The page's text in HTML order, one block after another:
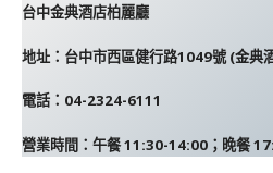
台中金典酒店柏麗廳
地址：台中市西區健行路1049號 (金典
電話：04-2324-6111
營業時間：午餐 11:30-14:00；晚餐